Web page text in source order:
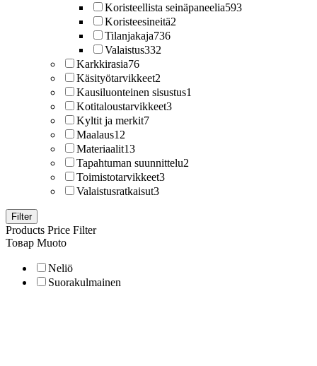
Koristeellista seinäpaneelia593
Koristeesineitä2
Tilanjakaja736
Valaistus332
Karkkirasia76
Käsityötarvikkeet2
Kausiluonteinen sisustus1
Kotitaloustarvikkeet3
Kyltit ja merkit7
Maalaus12
Materiaalit13
Tapahtuman suunnittelu2
Toimistotarvikkeet3
Valaistusratkaisut3
Filter
Products Price Filter
Товар Muoto
Neliö
Suorakulmainen